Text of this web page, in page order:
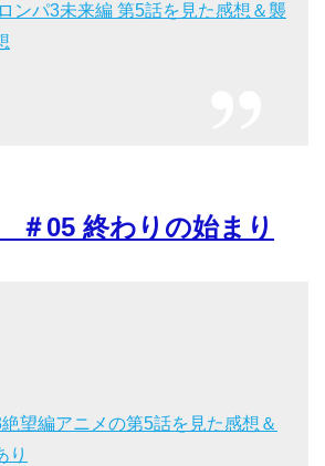
ンパ3未来編 第5話を見た感想＆襲
05 終わりの始まり
望編アニメの第5話を見た感想＆
り